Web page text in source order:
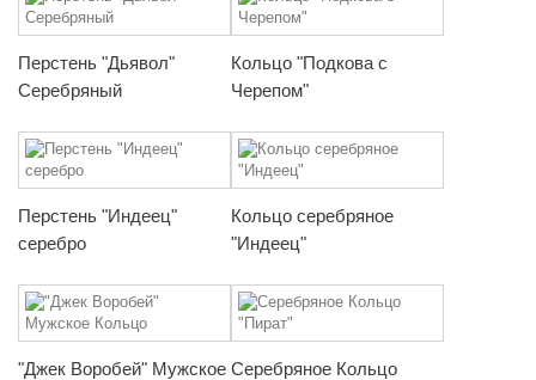
Перстень "Дьявол"
Серебряный
Кольцо "Подкова с
Черепом"
Перстень "Индеец"
серебро
Кольцо серебряное
"Индеец"
"Джек Воробей" Мужское Серебряное Кольцо